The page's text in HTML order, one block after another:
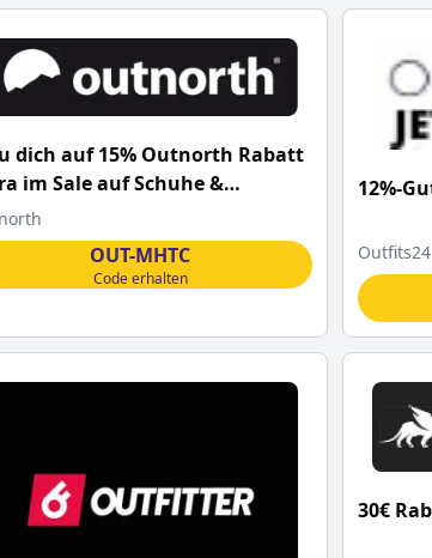
dich auf 15% Outnorth Rabatt
im Sale auf Schuhe &
mit diesem
OUT-MHTC
Code erhalten
12%-
Outfits24
30€